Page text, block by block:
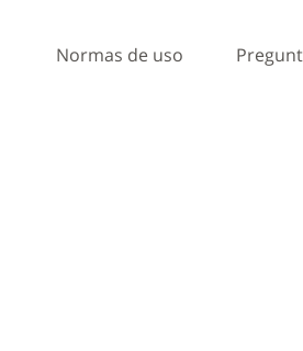
Normas de uso